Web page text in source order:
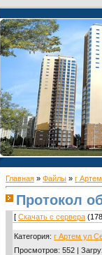
Главная » Файлы » г
Протокол
[ Скачать с сервера
Категория: г Артем ул
Просмотров: 552 |